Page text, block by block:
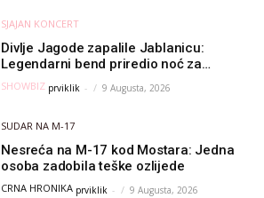
SJAJAN KONCERT
Divlje Jagode zapalile Jablanicu:
Legendarni bend priredio noć za
pamćenje
SHOWBIZ prviklik - 9 Augusta, 2026
SUDAR NA M-17
Nesreća na M-17 kod Mostara: Jedna
osoba zadobila teške ozlijede
CRNA HRONIKA prviklik - 9 Augusta, 2026